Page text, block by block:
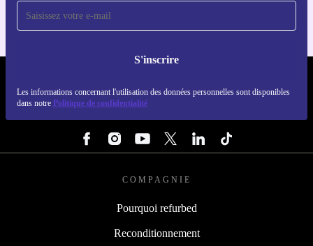
S'inscrire
Les informations concernant l'utilisation des données personnelles sont disponibles
dans notre Politique de confidentialité
COMPAGNIE
Pourquoi refurbed
Reconditionnement